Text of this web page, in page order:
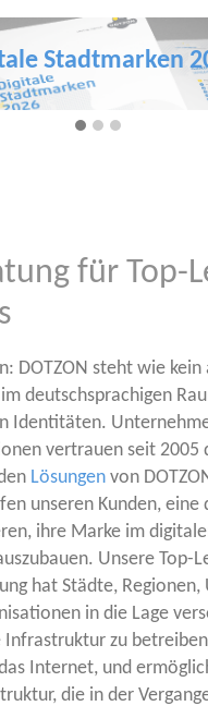
Stadtmarken
für Top-
DOTZON steht wie kein
deutsch­spra­chi­gen
Iden­ti­tä­ten.
ver­trau­en seit 2005
Lösun­gen von
unse­ren Kun­den,
ihre Mar­ke im
Unse­re Top-
hat Städ­te,
in die Lage
Infra­struk­tur zu
Inter­net, und
die in der